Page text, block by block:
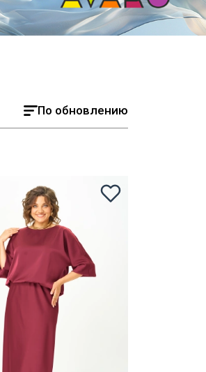
По обновлению